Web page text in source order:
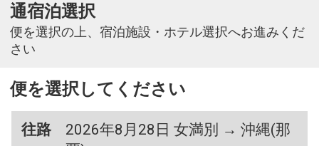
通宿泊選択
便を選択の上、宿泊施設・ホテル選択へお進みくだ
さい
便を選択してください
往路
2026年8月28日 女満別 → 沖縄(那